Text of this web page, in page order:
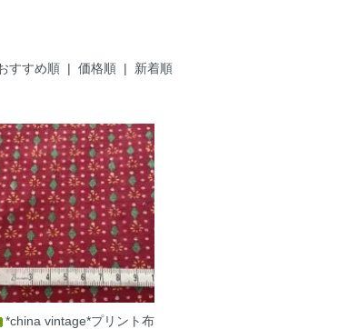
すすめ順 | 価格順 | 新着順
*china vintage*プリント布